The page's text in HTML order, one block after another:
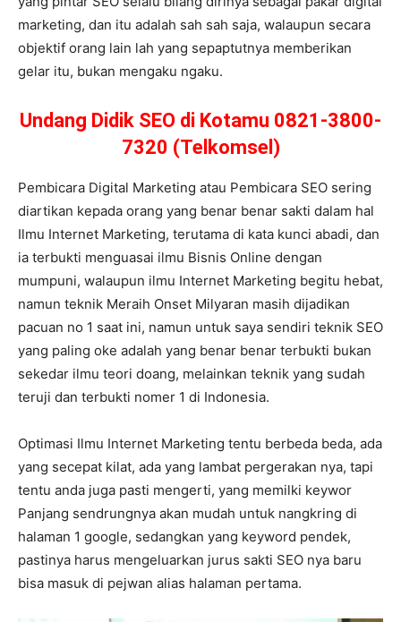
marketing, dan itu adalah sah sah saja, walaupun secara
objektif orang lain lah yang sepaptutnya memberikan
gelar itu, bukan mengaku ngaku.
Undang Didik SEO di Kotamu 0821-3800-
7320 (Telkomsel)
Pembicara Digital Marketing atau Pembicara SEO sering
diartikan kepada orang yang benar benar sakti dalam hal
Ilmu Internet Marketing, terutama di kata kunci abadi, dan
ia terbukti menguasai ilmu Bisnis Online dengan
mumpuni, walaupun ilmu Internet Marketing begitu hebat,
namun teknik Meraih Onset Milyaran masih dijadikan
pacuan no 1 saat ini, namun untuk saya sendiri teknik SEO
yang paling oke adalah yang benar benar terbukti bukan
sekedar ilmu teori doang, melainkan teknik yang sudah
teruji dan terbukti nomer 1 di Indonesia.
Optimasi Ilmu Internet Marketing tentu berbeda beda, ada
yang secepat kilat, ada yang lambat pergerakan nya, tapi
tentu anda juga pasti mengerti, yang memilki keywor
Panjang sendrungnya akan mudah untuk nangkring di
halaman 1 google, sedangkan yang keyword pendek,
pastinya harus mengeluarkan jurus sakti SEO nya baru
bisa masuk di pejwan alias halaman pertama.